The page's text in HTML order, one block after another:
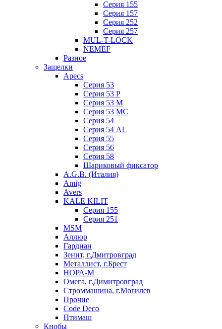
Серия 155
Серия 157
Серия 252
Серия 257
MUL-T-LOCK
NEMEF
Разное
Защелки
Apecs
Серия 53
Серия 53 P
Серия 53 М
Серия 53 МC
Серия 54
Серия 54 AL
Серия 55
Серия 56
Серия 58
Шариковый фиксатор
A.G.B. (Италия)
Amig
Avers
KALE KILIT
Серия 155
Серия 251
MSM
Аллюр
Гардиан
Зенит, г.Дмитровград
Металлист, г.Брест
НОРА-М
Омега, г.Димитровград
Строммашина, г.Могилев
Прочие
Code Deco
Птимаш
Кнобы